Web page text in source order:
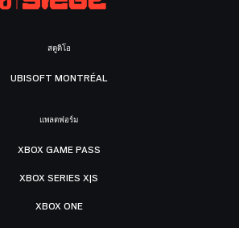
สตูดิโอ
UBISOFT MONTRÉAL
แพลตฟอร์ม
XBOX GAME PASS
XBOX SERIES X|S
XBOX ONE